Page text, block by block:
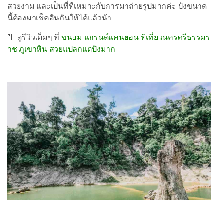
สวยงาม และเป็นที่ที่เหมาะกับการมาถ่ายรูปมากค่ะ ปังขนาด
นี้ต้องมาเช็คอินกันให้ได้แล้วน้า
🌴 ดูรีวิวเต็มๆ ที่ ขนอม แกรนด์แคนยอน ที่เที่ยวนครศรีธรรมร
าช ภูเขาหิน สวยแปลกแต่ปังมาก